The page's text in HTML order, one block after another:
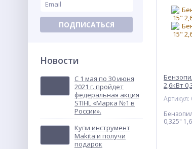
ПОДПИСАТЬСЯ
Новости
С 1 мая по 30 июня
2021 г. пройдет
федеральная акция
STIHL «Марка №1 в
России».
Купи инструмент
Makita и получи
подарок
2,6кВт
Артикул:
0,325"